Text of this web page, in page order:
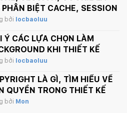
PHÂN BIỆT CACHE, SESSION
bởi locbaoluu
Ý CÁC LỰA CHỌN LÀM
KHI THIẾT KẾ
bởi locbaoluu
LÀ GÌ, TÌM HIỂU VỀ
QUYỀN TRONG THIẾT KẾ
bởi Mon